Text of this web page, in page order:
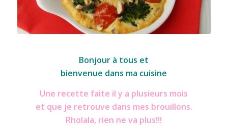
Bonjour à tous et
bienvenue dans ma cuisine
Une recette faite il y a plusieurs mois
et que je retrouve dans mes brouillons.
Rholala, rien ne va plus!!!